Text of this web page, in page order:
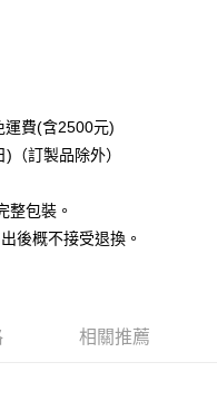
費
運費(含2500元)
（訂製品除外）
整包裝。
後概不接受退換。
相關推薦